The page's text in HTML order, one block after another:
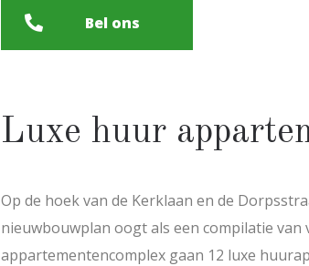
Bel ons
Luxe huur
Op de hoek van de Kerklaan en de
nieuwbouwplan oogt als een compilatie van
appartementencomplex gaan 12 luxe